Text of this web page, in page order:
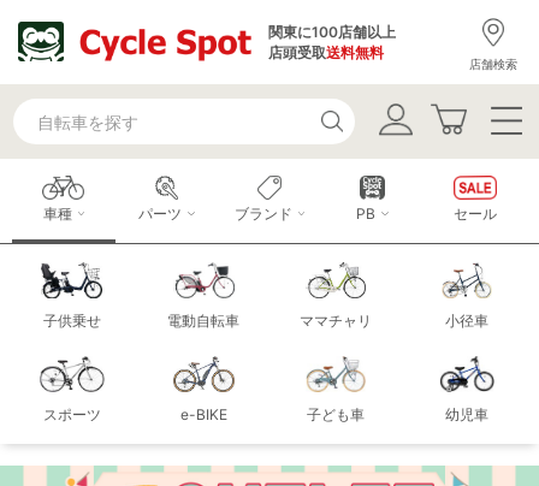
関東に100店舗以上
店頭受取送料無料
店舗検索
車種
子供乗せ 電動自転車 ママチャリ 小径車
スポーツ e-BIKE 子ども車 幼児車
パーツ ブランド PB セール